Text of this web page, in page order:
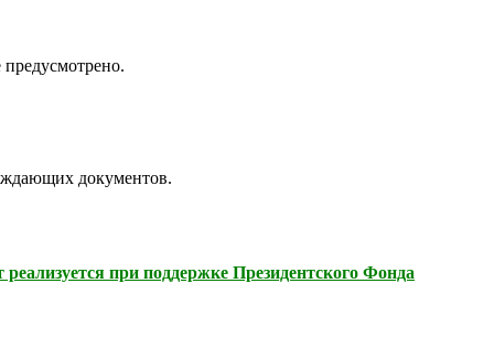
документов.
при поддержке Президентского Фонда